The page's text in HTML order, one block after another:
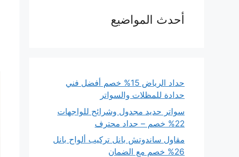
أحدث المواضيع
حداد الرياض 15% خصم أفضل فني
حدادة للمظلات والسواتر
سواتر حديد مجدول وشرائح للواجهات
22% خصم – حداد محترف
مقاول ساندوتش بانل تركيب ألواح بانل
26% خصم مع الضمان